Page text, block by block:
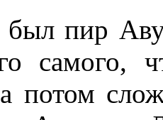
пир
самого,
потом